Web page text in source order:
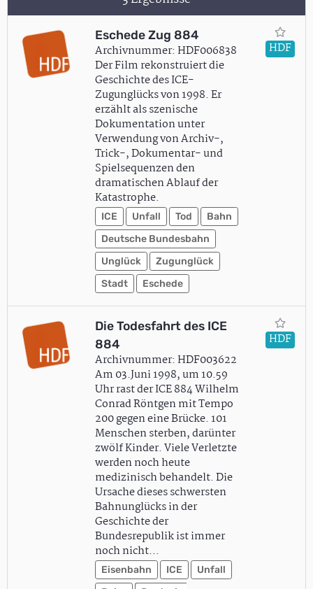
Eschede Zug 884
Archivnummer: HDF006838
Der Film rekonstruiert die
Geschichte des ICE-
Zugunglücks von 1998. Er
erzählt als szenische
Dokumentation unter
Verwendung von Archiv-,
Trick-, Dokumentar- und
Spielsequenzen den
dramatischen Ablauf der
Katastrophe.
ICE Unfall Tod
Bahn
Deutsche Bundesbahn
Unglück
Zugunglück
Stadt
Eschede
HDF
Die Todesfahrt des ICE
884
Archivnummer: HDF003622
Am 03.Juni 1998, um 10.59
Uhr rast der ICE 884 Wilhelm
Conrad Röntgen mit Tempo
200 gegen eine Brücke. 101
Menschen sterben, darünter
zwölf Kinder. Viele Verletzte
werden noch heute
medizinisch behandelt. Die
Ursache dieses schwersten
Bahnunglücks in der
Geschichte der
Bundesrepublik ist immer
noch nicht…
Eisenbahn ICE
Unfall
HDF